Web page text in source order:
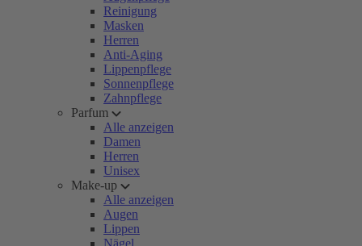
Reinigung
Masken
Herren
Anti-Aging
Lippenpflege
Sonnenpflege
Zahnpflege
Parfum
Alle anzeigen
Damen
Herren
Unisex
Make-up
Alle anzeigen
Augen
Lippen
Nägel